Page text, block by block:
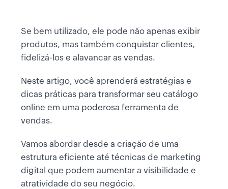
Se bem utilizado, ele pode não apenas exibir
produtos, mas também conquistar clientes,
fidelizá-los e alavancar as vendas.
Neste artigo, você aprenderá estratégias e
dicas práticas para transformar seu catálogo
online em uma poderosa ferramenta de
vendas.
Vamos abordar desde a criação de uma
estrutura eficiente até técnicas de marketing
digital que podem aumentar a visibilidade e
atratividade do seu negócio.